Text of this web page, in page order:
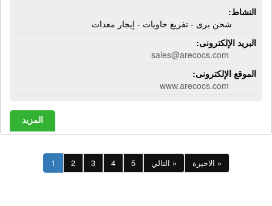
النشاط:
شحن برى - تفريغ حاويات - إيجار معدات
البريد الإلكترونى:
sales@arecocs.com
الموقع الإلكترونى:
www.arecocs.com
المزيد
1 2 3 4 5 التالي » الاخيرة »